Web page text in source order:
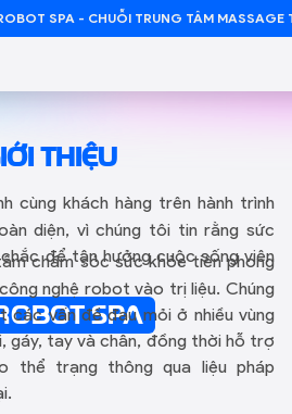
SPA - CHUỖI TRUNG TÂM MASSAGE
THIỆU
cùng khách hàng trên hành trình
diện, vì chúng tôi tin rằng sức
để tận hưởng cuộc sống viên
SPA
chăm sóc sức khỏe tiên phong
nghệ robot vào trị liệu. Chúng
các vấn đề đau mỏi ở nhiều vùng
gáy, tay và chân, đồng thời hỗ trợ
thể trạng thông qua liệu pháp